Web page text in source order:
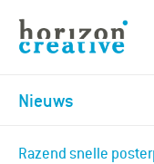
Nieuws
Razend snelle